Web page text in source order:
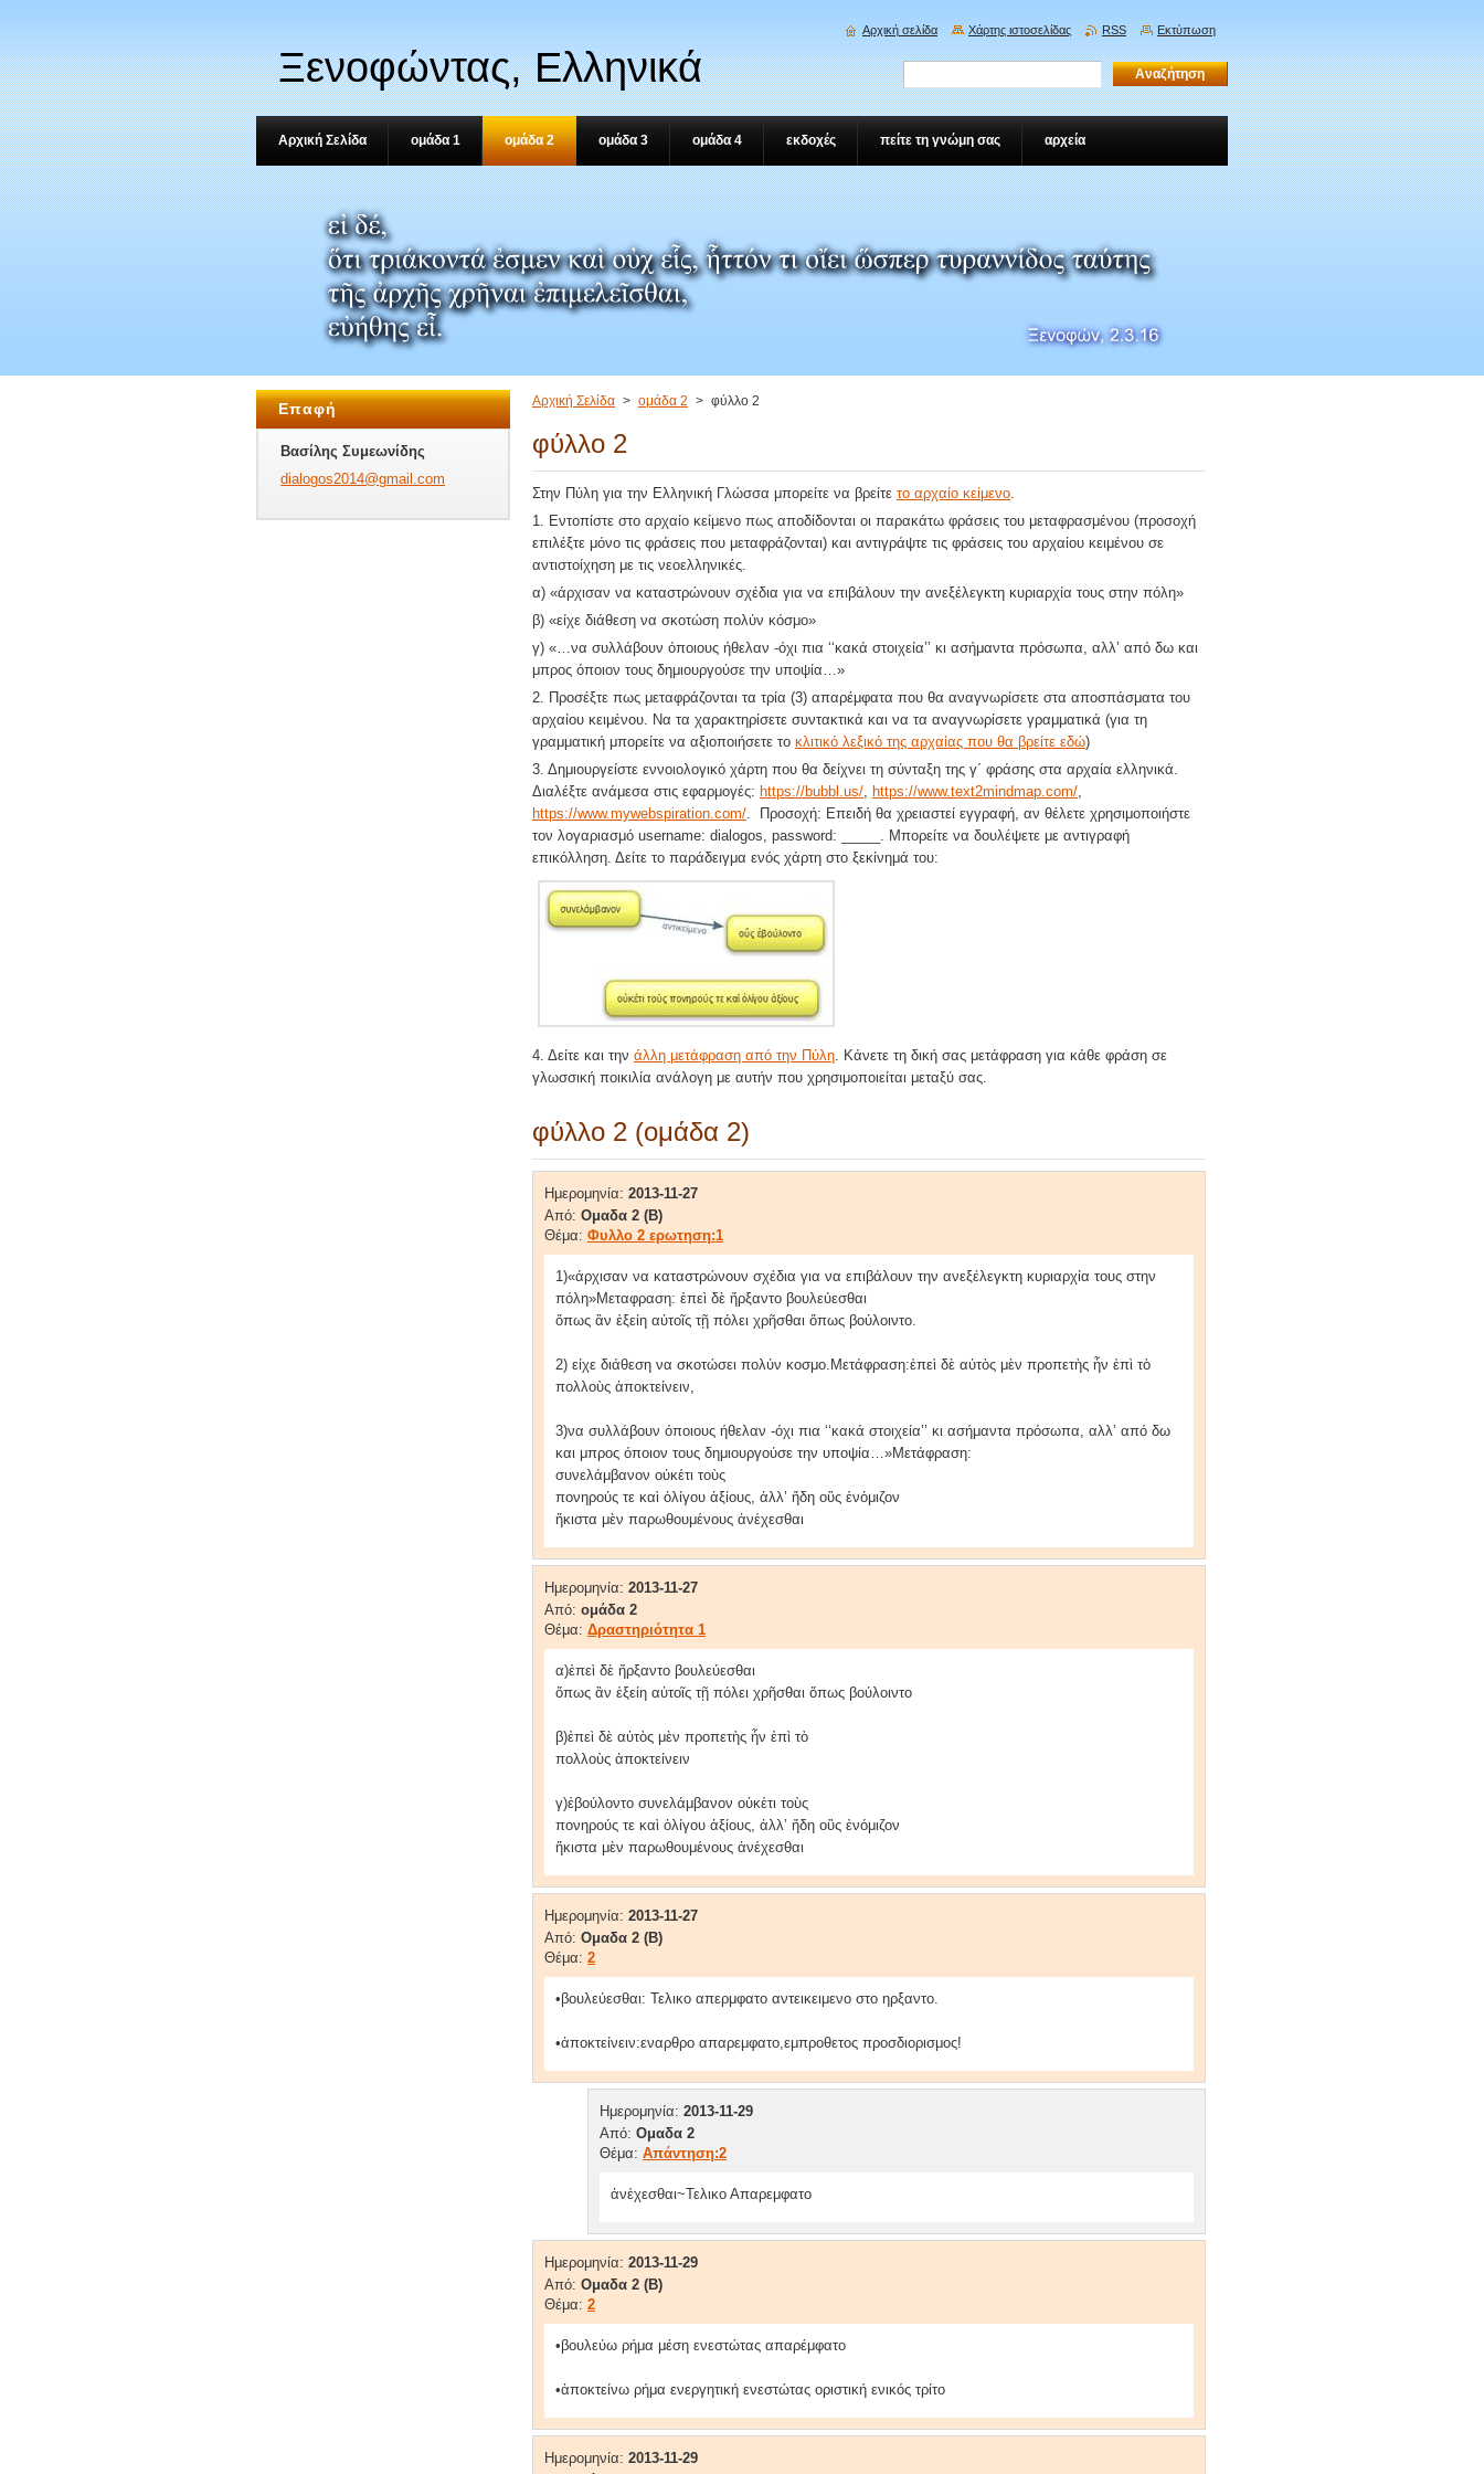
Ξενοφώντας, Ελληνικά
2.3.11-16
Αρχική Σελίδα > ομάδα 2 > φύλλο 2
φύλλο 2
Στην Πύλη για την Ελληνική Γλώσσα μπορείτε να βρείτε το αρχαίο κείμενο.
1. Εντοπίστε στο αρχαίο κείμενο πως αποδίδονται οι παρακάτω φράσεις του μεταφρασμένου (προσοχή
επιλέξτε μόνο τις φράσεις που μεταφράζονται) και αντιγράψτε τις φράσεις του αρχαίου κειμένου σε
αντιστοίχηση με τις νεοελληνικές.
α) «άρχισαν να καταστρώνουν σχέδια για να επιβάλουν την ανεξέλεγκτη κυριαρχία τους στην πόλη»
β) «είχε διάθεση να σκοτώση πολύν κόσμο»
γ) «…να συλλάβουν όποιους ήθελαν -όχι πια ‘‘κακά στοιχεία’’ κι ασήμαντα πρόσωπα, αλλ’ από δω και
μπρος όποιον τους δημιουργούσε την υποψία…»
2. Προσέξτε πως μεταφράζονται τα τρία (3) απαρέμφατα που θα αναγνωρίσετε στα αποσπάσματα του
αρχαίου κειμένου. Να τα χαρακτηρίσετε συντακτικά και να τα αναγνωρίσετε γραμματικά (για τη
γραμματική μπορείτε να αξιοποιήσετε το κλιτικό λεξικό της αρχαίας που θα βρείτε εδώ)
3. Δημιουργείστε εννοιολογικό χάρτη που θα δείχνει τη σύνταξη της γ΄ φράσης στα αρχαία ελληνικά.
Διαλέξτε ανάμεσα στις εφαρμογές: https://bubbl.us/, https://www.text2mindmap.com/,
https://www.mywebspiration.com/. Προσοχή: Επειδή θα χρειαστεί εγγραφή, αν θέλετε χρησιμοποιήστε
τον λογαριασμό username: dialogos, password: _____. Μπορείτε να δουλέψετε με αντιγραφή
επικόλληση. Δείτε το παράδειγμα ενός χάρτη στο ξεκίνημά του:
4. Δείτε και την άλλη μετάφραση από την Πύλη. Κάνετε τη δική σας μετάφραση για κάθε φράση σε
γλωσσική ποικιλία ανάλογη με αυτήν που χρησιμοποιείται μεταξύ σας.
φύλλο 2 (ομάδα 2)
Ημερομηνία: 2013-11-27
Από: Ομαδα 2 (Β)
Θέμα: Φυλλο 2 ερωτηση:1
1)«άρχισαν να καταστρώνουν σχέδια για να επιβάλουν την ανεξέλεγκτη κυριαρχία τους στην
πόλη»Μεταφραση: ἐπεὶ δὲ ἤρξαντο βουλεύεσθαι
ὅπως ἂν ἐξείη αὐτοῖς τῇ πόλει χρῆσθαι ὅπως βούλοιντο.
2) είχε διάθεση να σκοτώσει πολύν κοσμο.Μετάφραση:ἐπεὶ δὲ αὐτὸς μὲν προπετὴς ἦν ἐπὶ τὸ
πολλοὺς ἀποκτείνειν,
3)να συλλάβουν όποιους ήθελαν -όχι πια ‘‘κακά στοιχεία’’ κι ασήμαντα πρόσωπα, αλλ’ από δω
και μπρος όποιον τους δημιουργούσε την υποψία…»Μετάφραση:
συνελάμβανον οὐκέτι τοὺς
πονηρούς τε καὶ ὀλίγου ἀξίους, ἀλλ’ ἤδη οὓς ἐνόμιζον
ἥκιστα μὲν παρωθουμένους ἀνέχεσθαι
Ημερομηνία: 2013-11-27
Από: ομάδα 2
Θέμα: Δραστηριότητα 1
α)ἐπεὶ δὲ ἤρξαντο βουλεύεσθαι
ὅπως ἂν ἐξείη αὐτοῖς τῇ πόλει χρῆσθαι ὅπως βούλοιντο
β)ἐπεὶ δὲ αὐτὸς μὲν προπετὴς ἦν ἐπὶ τὸ
πολλοὺς ἀποκτείνειν
γ)ἐβούλοντο συνελάμβανον οὐκέτι τοὺς
πονηρούς τε καὶ ὀλίγου ἀξίους, ἀλλ’ ἤδη οὓς ἐνόμιζον
ἥκιστα μὲν παρωθουμένους ἀνέχεσθαι
Ημερομηνία: 2013-11-27
Από: Ομαδα 2 (Β)
Θέμα: 2
•βουλεύεσθαι: Τελικο απερμφατο αντεικειμενο στο ηρξαντο.
•ἀποκτείνειν:εναρθρο απαρεμφατο,εμπροθετος προσδιορισμος!
Ημερομηνία: 2013-11-29
Από: Ομαδα 2
Θέμα: Απάντηση:2
ἀνέχεσθαι~Τελικο Απαρεμφατο
Ημερομηνία: 2013-11-29
Από: Ομαδα 2 (Β)
Θέμα: 2
•βουλεύω ρήμα μέση ενεστώτας απαρέμφατο
•ἀποκτείνω ρήμα ενεργητική ενεστώτας οριστική ενικός τρίτο
Ημερομηνία: 2013-11-29
Επαφή
Βασίλης Συμεωνίδης
dialogos2014@gmail.com
Αρχική Σελίδα ομάδα 1 ομάδα 2 ομάδα 3 ομάδα 4 εκδοχές πείτε τη γνώμη σας αρχεία
Αρχική σελίδα Χάρτης ιστοσελίδας RSS Εκτύπωση